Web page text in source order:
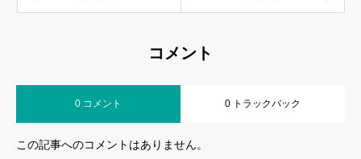
コメント
0 コメント 0 トラックバック
この記事へのコメントはありません。